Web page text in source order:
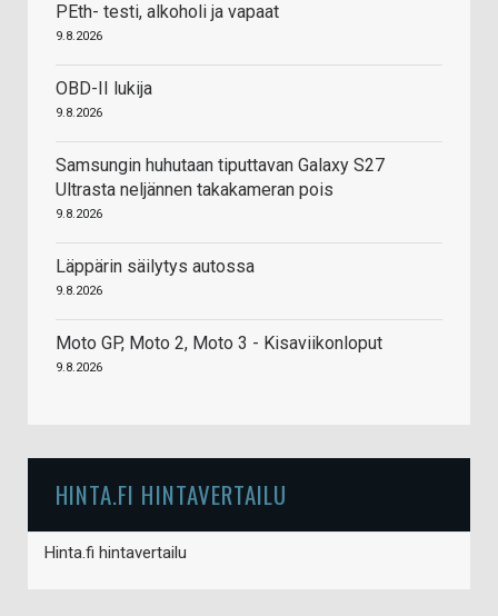
PEth- testi, alkoholi ja vapaat
9.8.2026
OBD-II lukija
9.8.2026
Samsungin huhutaan tiputtavan Galaxy S27
Ultrasta neljännen takakameran pois
9.8.2026
Läppärin säilytys autossa
9.8.2026
Moto GP, Moto 2, Moto 3 - Kisaviikonloput
9.8.2026
HINTA.FI HINTAVERTAILU
Hinta.fi hintavertailu